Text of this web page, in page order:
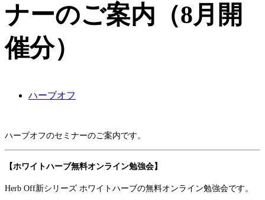
ナーのご案内（8月開
催分）
ハーブオフ
ハーブオフのセミナーのご案内です。
【ホワイトハーブ無料オンライン勉強会】
Herb Off新シリーズ ホワイトハーブの無料オンライン勉強会です。